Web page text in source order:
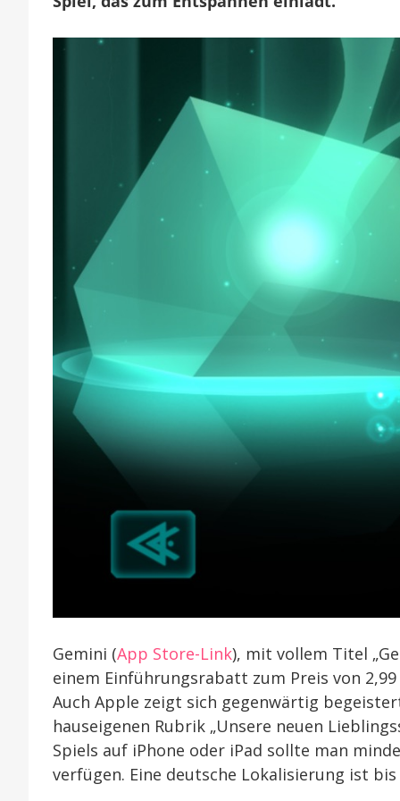
Gemini (App Store-Link), mit vollem Titel
einem Einführungsrabatt zum Preis von
Auch Apple zeigt sich gegenwärtig
hauseigenen Rubrik „Unsere neuen
Spiels auf iPhone oder iPad sollte man
verfügen. Eine deutsche Lokalisierung ist